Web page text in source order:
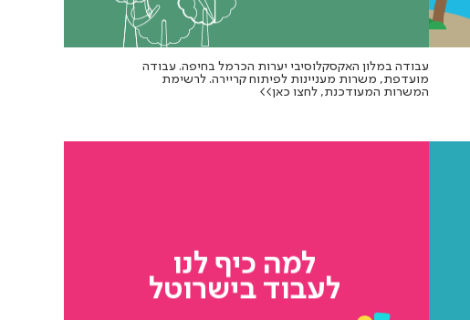
עבודה במלון האקסקלוסיבי יערות הכרמל בחיפה. עבודה
מועדפת, משרות מעניינות לפיתוח קריירה. לרשימת
המשרות המעודכנת, לחצו כאן>>